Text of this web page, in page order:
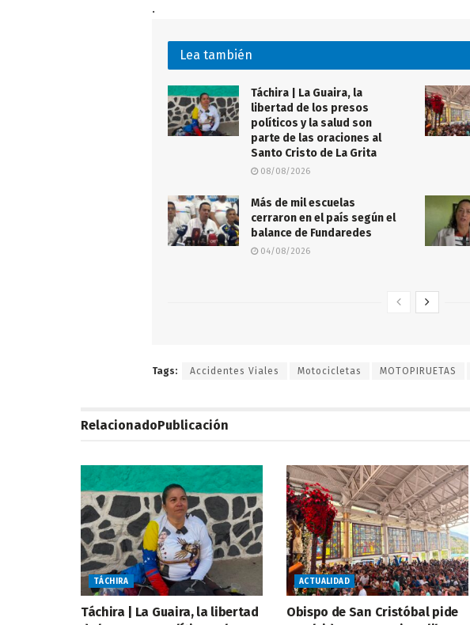
.
Lea también
Táchira | La Guaira, la
libertad de los presos
políticos y la salud son
parte de las oraciones al
Santo Cristo de La Grita
08/08/2026
Más de mil escuelas
cerraron en el país según el
balance de Fundaredes
04/08/2026
Tags: Accidentes Viales Motocicletas MOTOPIRUETAS
RelacionadoPublicación
TÁCHIRA
Táchira | La Guaira, la libertad
ACTUALIDAD
Obispo de San Cristóbal pide